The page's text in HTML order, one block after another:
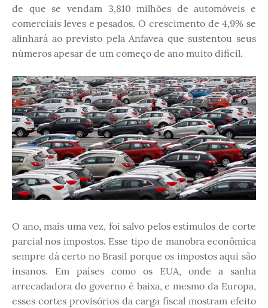
de que se vendam 3,810 milhões de automóveis e
comerciais leves e pesados. O crescimento de 4,9% se
alinhará ao previsto pela Anfavea que sustentou seus
números apesar de um começo de ano muito difícil.
O ano, mais uma vez, foi salvo pelos estímulos de corte
parcial nos impostos. Esse tipo de manobra econômica
sempre dá certo no Brasil porque os impostos aqui são
insanos. Em países como os EUA, onde a sanha
arrecadadora do governo é baixa, e mesmo da Europa,
esses cortes provisórios da carga fiscal mostram efeito